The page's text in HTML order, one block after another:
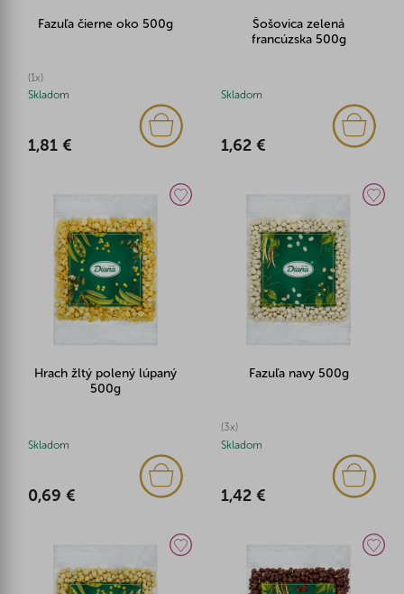
Fazuľa čierne oko 500g
(1x)
Skladom
1,81 €
Šošovica zelená
francúzska 500g
Skladom
1,62 €
Hrach žltý polený lúpaný
500g
Skladom
0,69 €
Fazuľa navy 500g
(3x)
Skladom
1,42 €